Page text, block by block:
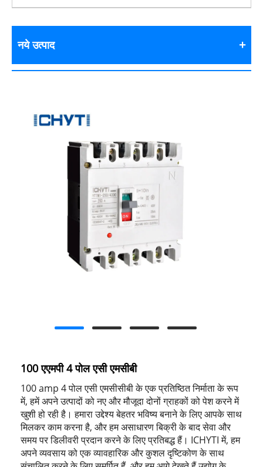
नये उत्पाद
100 एएमपी 4 पोल एसी एमसीबी
100 amp 4 पोल एसी एमसीसीबी के एक प्रतिष्ठित निर्माता के रूप
में, हमें अपने उत्पादों को नए और मौजूदा दोनों ग्राहकों को पेश करने में
खुशी हो रही है। हमारा उद्देश्य बेहतर भविष्य बनाने के लिए आपके साथ
मिलकर काम करना है, और हम असाधारण बिक्री के बाद सेवा और
समय पर डिलीवरी प्रदान करने के लिए प्रतिबद्ध हैं। ICHYTI में, हम
अपने व्यवसाय को एक व्यावहारिक और कुशल दृष्टिकोण के साथ